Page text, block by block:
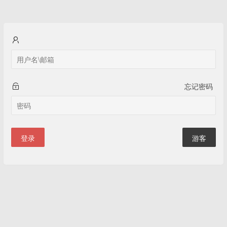
忘记密码
登录 游客